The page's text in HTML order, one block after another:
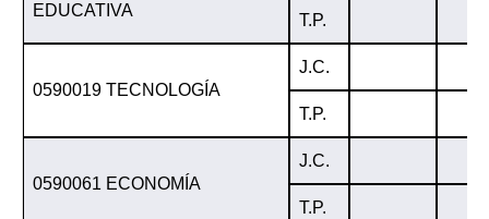
EDUCATIVA
T.P.
0590019 TECNOLOGÍA
J.C.
T.P.
0590061 ECONOMÍA
J.C.
T.P.